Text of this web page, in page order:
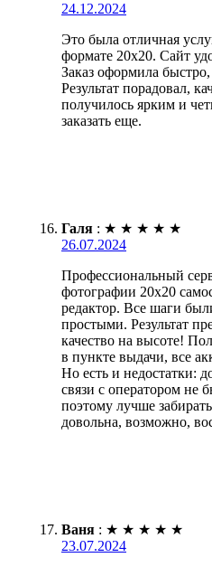
24.12.2024
Это была отличная
формате 20х20. Сайт
Заказ оформила
Результат порадовал,
получилось ярким и
заказать еще.
Галя : ★ ★ ★ ★ ★
26.07.2024
Профессиональный
фотографии 20х20
редактор. Все шаги
простыми. Результат
качество на высоте!
в пункте выдачи, все
Но есть и недостатки:
связи с оператором не
поэтому лучше
довольна, возможно,
Ваня : ★ ★ ★ ★ ★
23.07.2024